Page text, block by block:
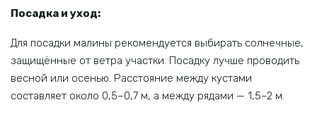
Посадка и уход:
Для посадки малины рекомендуется выбирать солнечные,
защищённые от ветра участки. Посадку лучше проводить
весной или осенью. Расстояние между кустами
составляет около 0,5–0,7 м, а между рядами — 1,5–2 м.